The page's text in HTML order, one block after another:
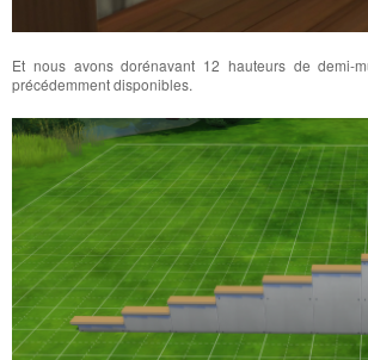
Et nous avons dorénavant 12 hauteurs de demi-
précédemment disponibles.